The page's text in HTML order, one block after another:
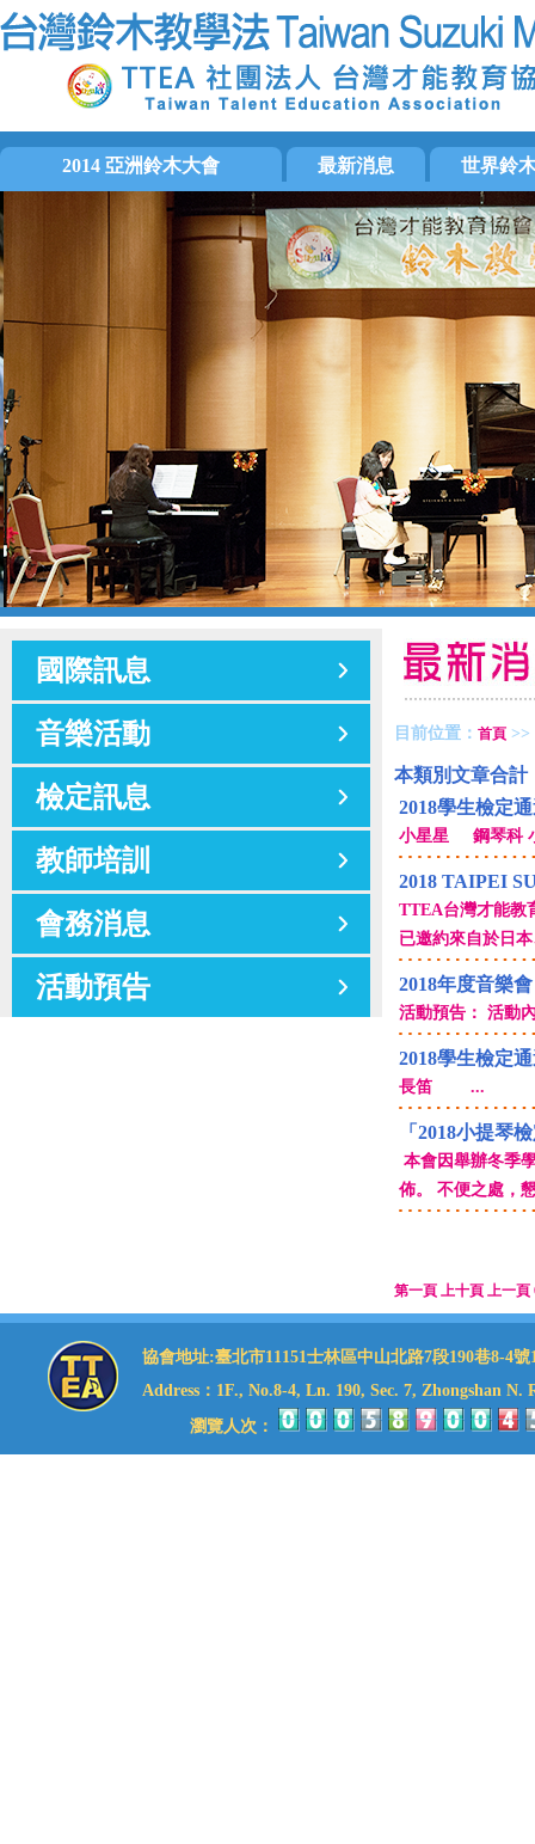
2014 亞洲鈴木大會 最新消息
音樂活動
檢定訊息
活動預告
世界鈴
國際鈴木
美洲鈴木協
歐洲鈴木協
國際訊息
音樂活動
檢定訊息
教師培訓
會務消息
活動預告
目前位置： 首頁 >>
本類別文章合
2018學生檢定
小星星 鋼琴科
2018 TAIPEI
TTEA台灣才能教
已邀約來自於日
2018年度音樂會
活動預告： 活動
2018學生檢定
長笛 ...
「2018小提琴
本會因舉辦冬季
佈。 不便之處，
第一頁 上十頁 上一頁
協會地址:臺北市11151士林區中山北路7段190巷8-
Address：1F., No.8-4, Ln. 190, Sec. 7, Zhongshan
瀏覽人次：